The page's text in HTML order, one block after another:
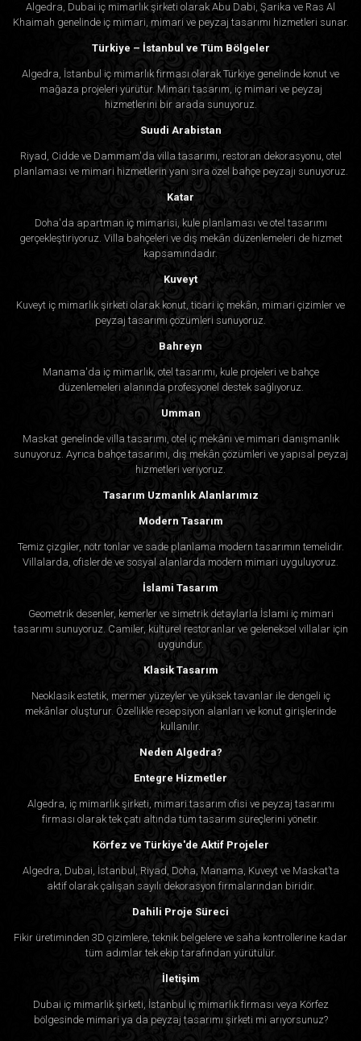
Algedra, Dubai iç mimarlık şirketi olarak Abu Dabi, Şarika ve Ras Al
Khaimah genelinde iç mimari, mimari ve peyzaj tasarımı hizmetleri sunar.
Türkiye – İstanbul ve Tüm Bölgeler
Algedra, İstanbul iç mimarlık firması olarak Türkiye genelinde konut ve
mağaza projeleri yürütür. Mimari tasarım, iç mimari ve peyzaj
hizmetlerini bir arada sunuyoruz.
Suudi Arabistan
Riyad, Cidde ve Dammam'da villa tasarımı, restoran dekorasyonu, otel
planlaması ve mimari hizmetlerin yanı sıra özel bahçe peyzajı sunuyoruz.
Katar
Doha'da apartman iç mimarisi, kule planlaması ve otel tasarımı
gerçekleştiriyoruz. Villa bahçeleri ve dış mekân düzenlemeleri de hizmet
kapsamındadır.
Kuveyt
Kuveyt iç mimarlık şirketi olarak konut, ticari iç mekân, mimari çizimler ve
peyzaj tasarımı çözümleri sunuyoruz.
Bahreyn
Manama'da iç mimarlık, otel tasarımı, kule projeleri ve bahçe
düzenlemeleri alanında profesyonel destek sağlıyoruz.
Umman
Maskat genelinde villa tasarımı, otel iç mekânı ve mimari danışmanlık
sunuyoruz. Ayrıca bahçe tasarımı, dış mekân çözümleri ve yapısal peyzaj
hizmetleri veriyoruz.
Tasarım Uzmanlık Alanlarımız
Modern Tasarım
Temiz çizgiler, nötr tonlar ve sade planlama modern tasarımın temelidir.
Villalarda, ofislerde ve sosyal alanlarda modern mimari uyguluyoruz.
İslami Tasarım
Geometrik desenler, kemerler ve simetrik detaylarla İslami iç mimari
tasarımı sunuyoruz. Camiler, kültürel restoranlar ve geleneksel villalar için
uygundur.
Klasik Tasarım
Neoklasik estetik, mermer yüzeyler ve yüksek tavanlar ile dengeli iç
mekânlar oluşturur. Özellikle resepsiyon alanları ve konut girişlerinde
kullanılır.
Neden Algedra?
Entegre Hizmetler
Algedra, iç mimarlık şirketi, mimari tasarım ofisi ve peyzaj tasarımı
firması olarak tek çatı altında tüm tasarım süreçlerini yönetir.
Körfez ve Türkiye'de Aktif Projeler
Algedra, Dubai, İstanbul, Riyad, Doha, Manama, Kuveyt ve Maskat’ta
aktif olarak çalışan sayılı dekorasyon firmalarından biridir.
Dahili Proje Süreci
Fikir üretiminden 3D çizimlere, teknik belgelere ve saha kontrollerine kadar
tüm adımlar tek ekip tarafından yürütülür.
İletişim
Dubai iç mimarlık şirketi, İstanbul iç mimarlık firması veya Körfez
bölgesinde mimari ya da peyzaj tasarımı şirketi mi arıyorsunuz?